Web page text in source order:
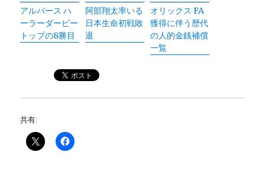
アルバース ハ
ーラーダービー
トップの8勝目
阿部翔太率いる
日本生命初戦敗
退
オリックス FA
獲得に伴う歴代
の人的金銭補償
一覧
共有: